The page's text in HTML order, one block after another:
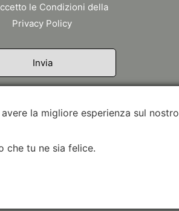
le Condizioni della
Privacy Policy
la migliore esperienza sul nostro
che tu ne sia felice.